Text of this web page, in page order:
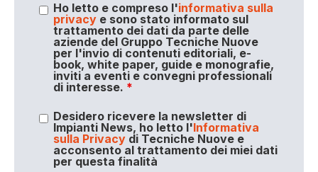
Ho letto e compreso l'informativa sulla
privacye sono stato informato sul
trattamento dei dati da parte delle
aziende del Gruppo Tecniche Nuove
per l'invio di contenuti editoriali, e-
book, white paper, guide e monografie,
inviti a eventi e convegni professionali
di interesse. *
Desidero ricevere la newsletter di
Impianti News, ho letto l'Informativa
sulla Privacydi Tecniche Nuove e
acconsento al trattamento dei miei dati
per questa finalità